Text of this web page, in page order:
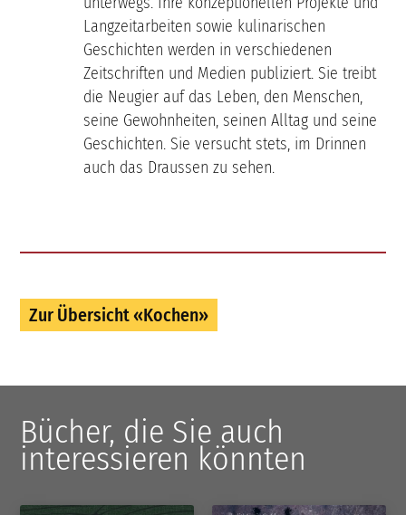
Langzeitarbeiten sowie kulinarischen
Geschichten werden in verschiedenen
Zeitschriften und Medien publiziert. Sie treibt
die Neugier auf das Leben, den Menschen,
seine Gewohnheiten, seinen Alltag und seine
Geschichten. Sie versucht stets, im Drinnen
auch das Draussen zu sehen.
Zur Übersicht «Kochen»
Bücher, die Sie auch
interessieren könnten